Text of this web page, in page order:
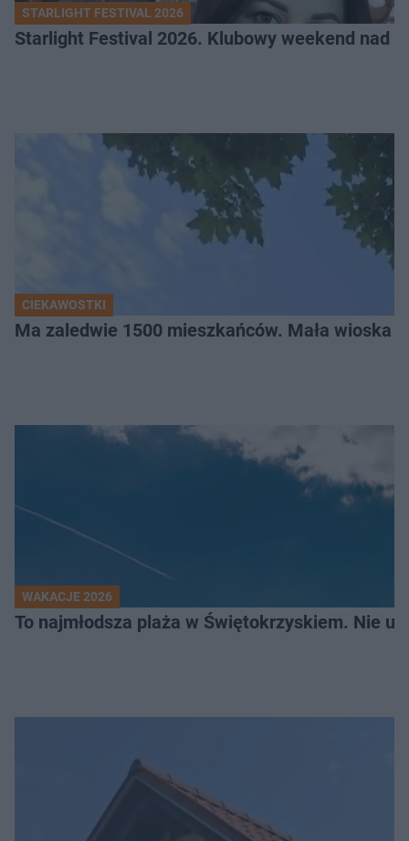
STARLIGHT FESTIVAL 2026
Starlight Festival 2026. Klubowy weekend nad
CIEKAWOSTKI
Ma zaledwie 1500 mieszkańców. Mała wioska
WAKACJE 2026
To najmłodsza plaża w Świętokrzyskiem. Nie